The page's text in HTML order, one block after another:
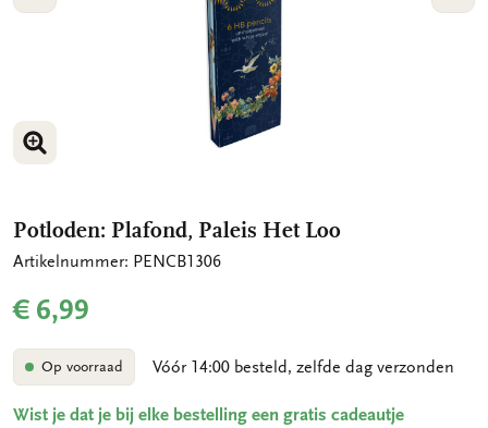
VORIGE
VERGROOT AFBEELDING
VERGROOT AFBEELDING
Potloden: Plafond, Paleis Het Loo
Artikelnummer: PENCB1306
€ 6,99
Op voorraad Vóór 14:00 besteld, zelfde dag verzonden
Wist je dat je bij elke bestelling een gratis cadeautje